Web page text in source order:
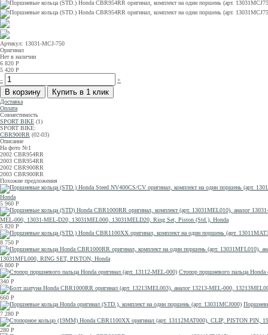
Артикул: 13031-MCJ-750
Оригинал
Нет в наличии
6 820 Р
5 420 Р
–
+
Доставка
Оплата
Совместимость
SPORT BIKE (1)
SPORT BIKE:
CBR900RR (02-03)
Описание
На фото №1
2002 CBR954RR
2003 CBR954RR
2002 CBR900RR
2003 CBR900RR
Похожие предложения
Honda
5 960 Р
MEL-000, 13031-MEL-D20, 13031MEL000, 13031MELD20, Ring Set, Piston (Std.), Honda
5 820 Р
8 750 Р
13031MFL000, RING SET, PISTON, Honda
6 800 Р
Стопор поршневого пальца Honda
340 Р
660 Р
7 280 Р
280 Р